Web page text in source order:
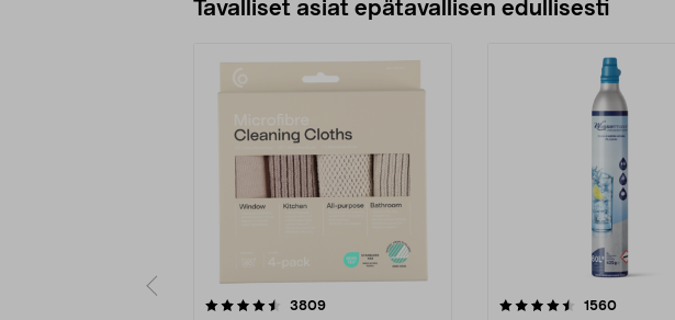
Tavalliset asiat epätavallisen edullisesti
3809arvostelut
4.5viidestä
1560arvostelut
4.5viidestä